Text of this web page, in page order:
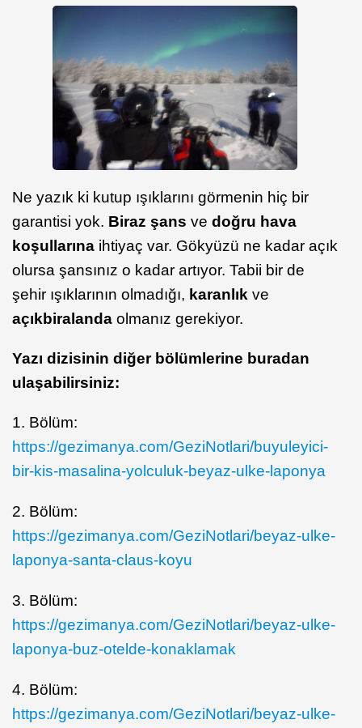
Ne yazık ki kutup ışıklarını görmenin hiç bir
garantisi yok. Biraz şans ve doğru hava
koşullarına ihtiyaç var. Gökyüzü ne kadar açık
olursa şansınız o kadar artıyor. Tabii bir de
şehir ışıklarının olmadığı, karanlık ve
açıkbiralanda olmanız gerekiyor.
Yazı dizisinin diğer bölümlerine buradan
ulaşabilirsiniz:
1. Bölüm:
https://gezimanya.com/GeziNotlari/buyuleyici-
bir-kis-masalina-yolculuk-beyaz-ulke-laponya
2. Bölüm:
https://gezimanya.com/GeziNotlari/beyaz-ulke-
laponya-santa-claus-koyu
3. Bölüm:
https://gezimanya.com/GeziNotlari/beyaz-ulke-
laponya-buz-otelde-konaklamak
4. Bölüm:
https://gezimanya.com/GeziNotlari/beyaz-ulke-